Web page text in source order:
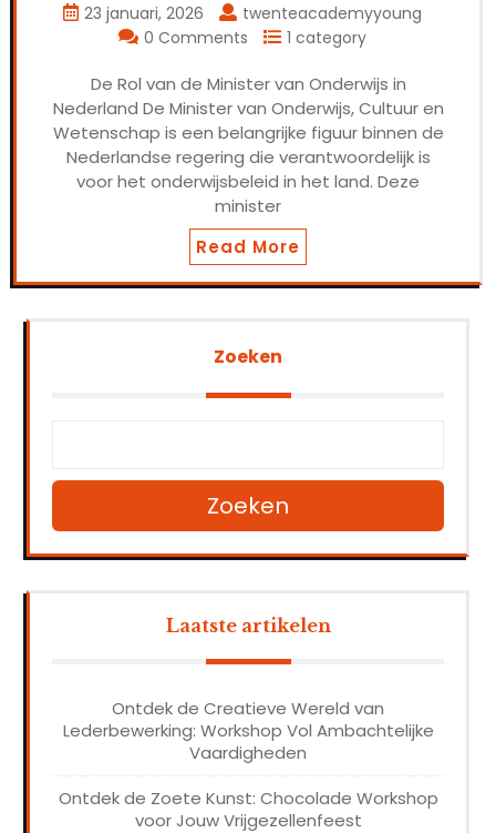
23 januari, 2026
twenteacademyyoung
0 Comments
1 category
De Rol van de Minister van Onderwijs in
Nederland De Minister van Onderwijs, Cultuur en
Wetenschap is een belangrijke figuur binnen de
Nederlandse regering die verantwoordelijk is
voor het onderwijsbeleid in het land. Deze
minister
Read More
Zoeken
Zoeken
Laatste artikelen
Ontdek de Creatieve Wereld van
Lederbewerking: Workshop Vol Ambachtelijke
Vaardigheden
Ontdek de Zoete Kunst: Chocolade Workshop
voor Jouw Vrijgezellenfeest